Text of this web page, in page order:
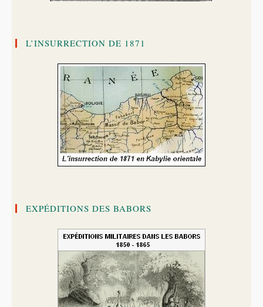
L’INSURRECTION DE 1871
EXPÉDITIONS DES BABORS